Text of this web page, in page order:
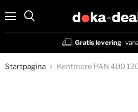
Gratis levering
Startpagina Kentmere PAN 400